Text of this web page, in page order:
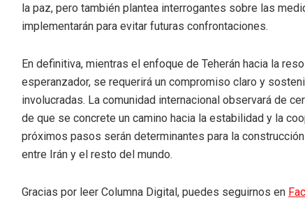
la paz, pero también plantea interrogantes sobre las
implementarán para evitar futuras confrontaciones.
En definitiva, mientras el enfoque de Teherán hacia la
esperanzador, se requerirá un compromiso claro y
involucradas. La comunidad internacional observará de
de que se concrete un camino hacia la estabilidad y la
próximos pasos serán determinantes para la
entre Irán y el resto del mundo.
Gracias por leer Columna Digital, puedes seguirnos en